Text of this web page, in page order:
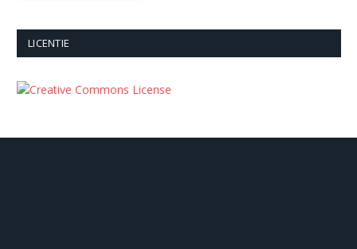
LICENTIE